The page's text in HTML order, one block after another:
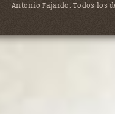
Antonio Fajardo. Todos los